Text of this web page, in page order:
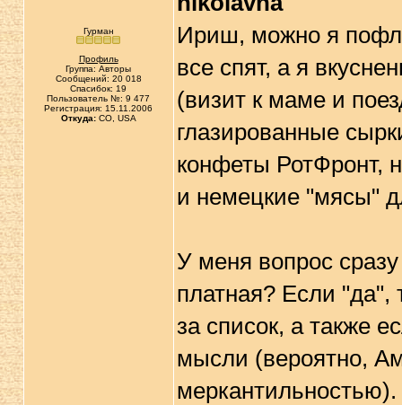
Гурман
Профиль
Группа: Авторы
Сообщений: 20 018
Спасибок: 19
Пользователь №: 9 477
Регистрация: 15.11.2006
Откуда:CO, USA
Ириш, можно я
все спят, а я
(визит к маме и
глазированные
конфеты РотФронт,
и немецкие "мясы"
У меня вопрос
платная? Если
за список, а также
мысли (вероятно,
меркантильностью).